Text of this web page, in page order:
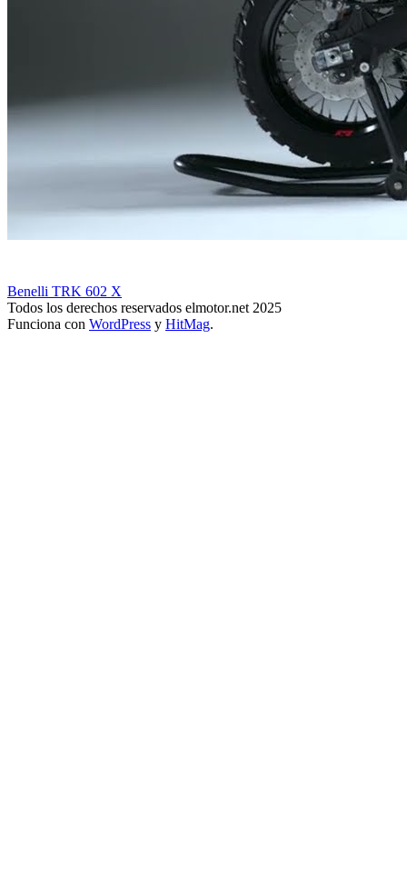
Benelli TRK 602 X
Todos los derechos reservados elmotor.net 2025
Funciona con WordPress y HitMag.